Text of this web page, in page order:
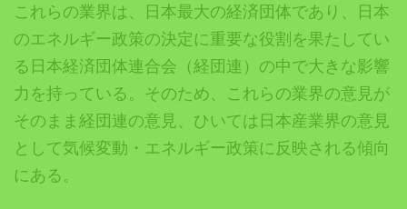
これらの業界は、日本最大の経済団体であり、日本
のエネルギー政策の決定に重要な役割を果たしてい
る日本経済団体連合会（経団連）の中で大きな影響
力を持っている。そのため、これらの業界の意見が
そのまま経団連の意見、ひいては日本産業界の意見
として気候変動・エネルギー政策に反映される傾向
にある。